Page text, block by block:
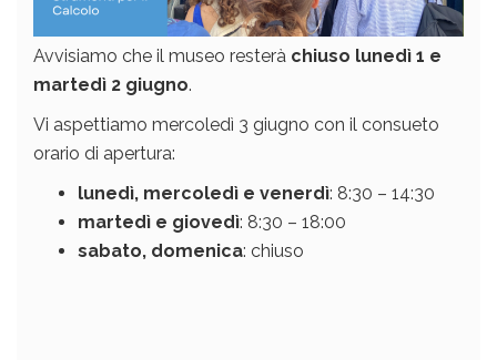
Avvisiamo che il museo resterà chiuso lunedì 1 e
martedì 2 giugno.
Vi aspettiamo mercoledì 3 giugno con il consueto
orario di apertura:
lunedì, mercoledì e venerdì: 8:30 – 14:30
martedì e giovedì: 8:30 – 18:00
sabato, domenica: chiuso